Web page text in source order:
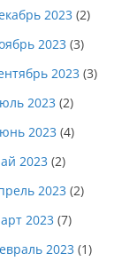
2023 (2)
2023 (3)
2023 (3)
2023 (2)
2023 (4)
2023 (2)
2023 (2)
2023 (7)
2023 (1)